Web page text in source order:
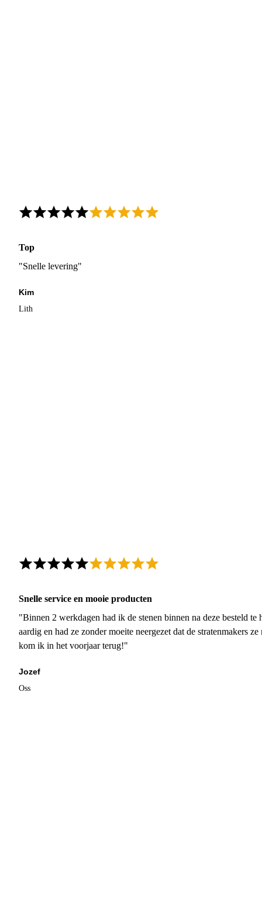
Top
"Snelle levering"
Kim
Lith
Snelle service en mooie producten
"Binnen 2 werkdagen had ik de stenen binnen na deze besteld
aardig en had ze zonder moeite neergezet dat de stratenmakers
kom ik in het voorjaar terug!"
Jozef
Oss